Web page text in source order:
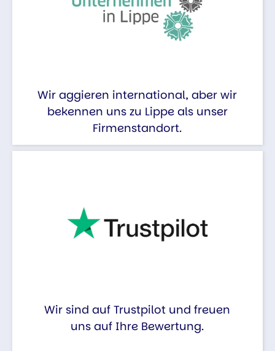
Wir aggieren international, aber wir
bekennen uns zu Lippe als unser
Firmenstandort.
Wir sind auf Trustpilot und freuen
uns auf Ihre Bewertung.